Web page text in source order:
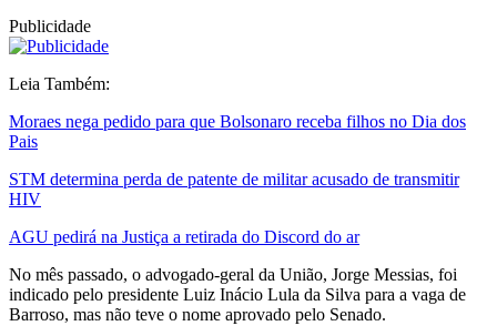
Publicidade
Leia Também:
Moraes nega pedido para que Bolsonaro receba filhos no Dia dos
Pais
STM determina perda de patente de militar acusado de transmitir
HIV
AGU pedirá na Justiça a retirada do Discord do ar
No mês passado, o advogado-geral da União, Jorge Messias, foi
indicado pelo presidente Luiz Inácio Lula da Silva para a vaga de
Barroso, mas não teve o nome aprovado pelo Senado.